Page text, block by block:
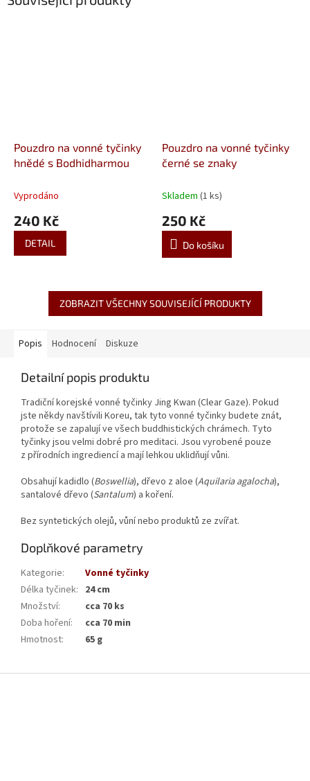
Pouzdro na vonné tyčinky
hnědé s Bodhidharmou
Vyprodáno
240 Kč
DETAIL
Pouzdro na vonné tyčinky
černé se znaky
Skladem (1 ks)
250 Kč
Do košíku
ZOBRAZIT VŠECHNY SOUVISEJÍCÍ PRODUKTY
Popis Hodnocení Diskuze
Detailní popis produktu
Tradiční korejské vonné tyčinky Jing Kwan (Clear Gaze). Pokud
jste někdy navštívili Koreu, tak tyto vonné tyčinky budete znát,
protože se zapalují ve všech buddhistických chrámech. Tyto
tyčinky jsou velmi dobré pro meditaci. Jsou vyrobené pouze
z přírodních ingrediencí a mají lehkou uklidňují vůni.
Obsahují kadidlo (Boswellia), dřevo z aloe (Aquilaria agalocha),
santalové dřevo (Santalum) a koření.
Bez syntetických olejů, vůní nebo produktů ze zvířat.
Doplňkové parametry
Kategorie:
Vonné tyčinky
Délka tyčinek: 24 cm
Množství:
cca 70 ks
Doba hoření:
cca 70 min
Hmotnost: 65 g